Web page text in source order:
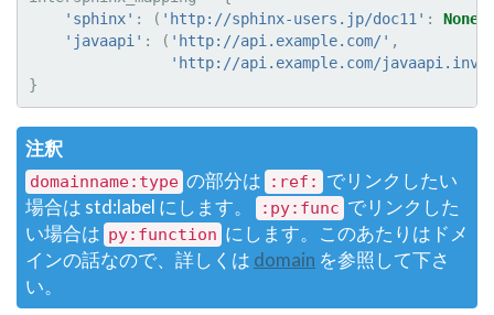
'sphinx' : ( 'http://sphinx-users.jp/doc11' : None
'javaapi' : ( 'http://api.example.com/' ,
'http://api.example.com/javaapi.inv'
}
注釈
domainname:type の部分は :ref:
でリンクしたい
場合は std:label にします。
:py:func でリンクした
い場合は py:function にします。このあたりはドメ
インの話なので、詳しくは domain を参照して下さ
い。